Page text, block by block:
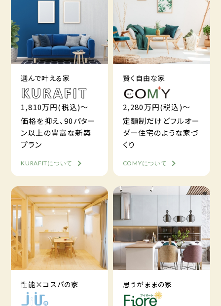
選んで叶える家
1,810万円(税込)～
価格を抑え、90パター
ン以上の豊富な新築
プラン
KURAFITについて
賢く自由な家
2,280万円(税込)～
定額制だけどフルオー
ダー住宅のような家づ
くり
COMYについて
性能×コスパの家 思うがままの家